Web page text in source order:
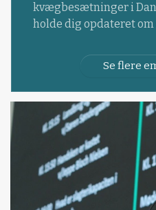
kvægbesætninger i
holde dig opdateret
Se flere